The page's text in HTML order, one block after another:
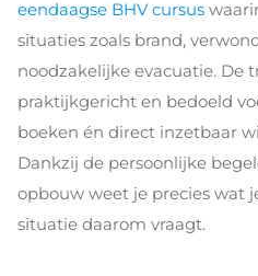
eendaagse BHV cursus
situaties zoals brand,
noodzakelijke evacuatie. De
praktijkgericht en bedoeld
boeken én direct inzetbaar
Dankzij de persoonlijke
opbouw weet je precies wat
situatie daarom vraagt.